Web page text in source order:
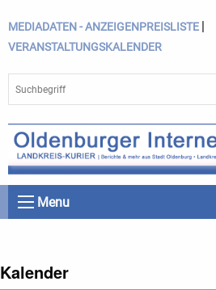
MEDIADATEN - ANZEIGENPREISLISTE |
VERANSTALTUNGSKALENDER
Menu
Kalender